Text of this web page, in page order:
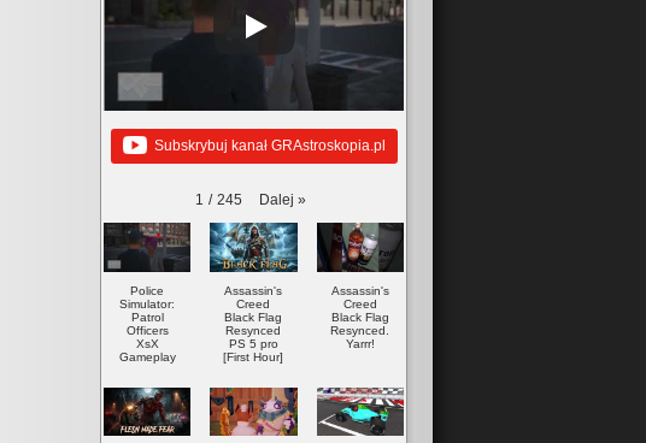
Subskrybuj kanał GRAstroskopia.pl
1 / 245 Dalej »
Police
Simulator:
Patrol
Officers
XsX
Gameplay
Assassin's
Creed
Black Flag
Resynced
PS 5 pro
[First Hour]
Assassin's
Creed
Black Flag
Resynced.
Yarrr!